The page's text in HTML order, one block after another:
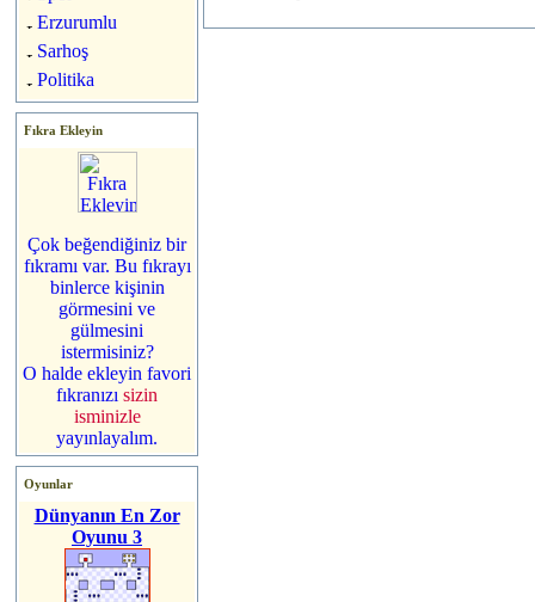
Erzurumlu
Sarhoş
Politika
Fıkra Ekleyin
Çok beğendiğiniz bir
fıkramı var. Bu fıkrayı
binlerce kişinin
görmesini ve
gülmesini
istermisiniz?
O halde ekleyin favori
fıkranızı sizin
isminizle
yayınlayalım.
Oyunlar
Dünyanın En Zor
Oyunu 3